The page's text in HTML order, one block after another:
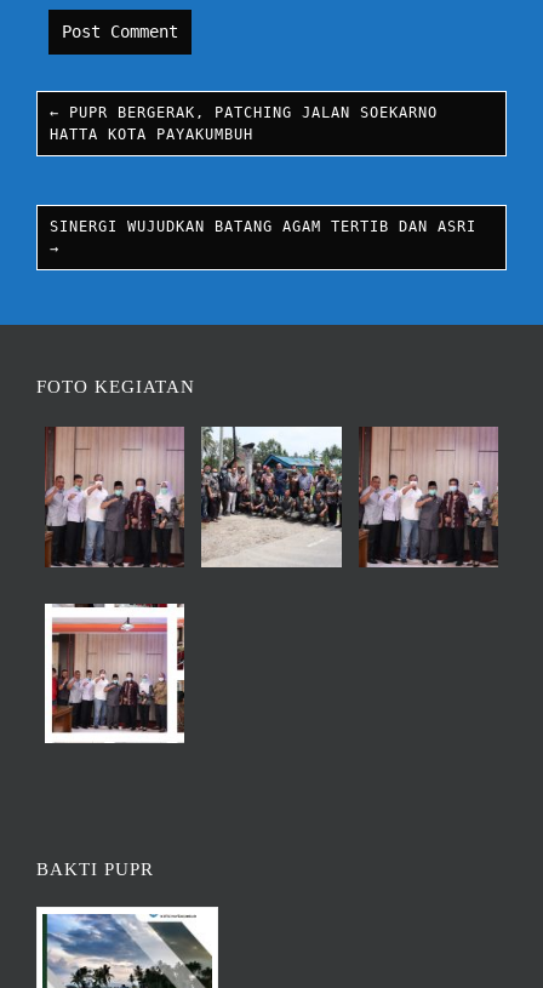
← PUPR BERGERAK, PATCHING JALAN SOEKARNO
HATTA KOTA PAYAKUMBUH
SINERGI WUJUDKAN BATANG AGAM TERTIB DAN ASRI
→
FOTO KEGIATAN
BAKTI PUPR